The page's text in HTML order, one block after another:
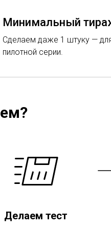
Минимальный
Сделаем даже 1 штуку — для
пилотной серии.
Делаем тест